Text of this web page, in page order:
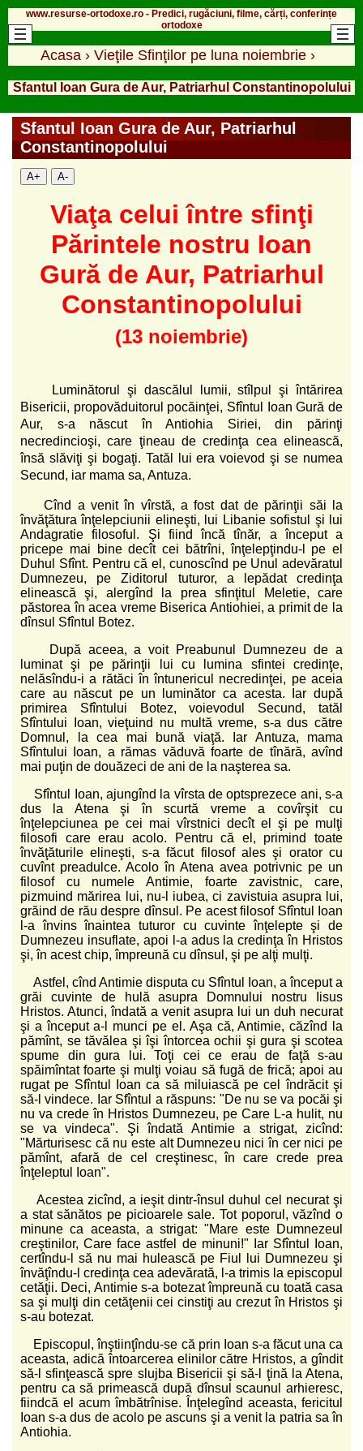
www.resurse-ortodoxe.ro - Predici, rugăciuni, filme, cărți, conferințe
ortodoxe
Acasa › Vieţile Sfinţilor pe luna noiembrie ›
Sfantul Ioan Gura de Aur, Patriarhul Constantinopolului
Sfantul Ioan Gura de Aur, Patriarhul
Constantinopolului
A+ A-
Viaţa celui între sfinţi
Părintele nostru Ioan
Gură de Aur, Patriarhul
Constantinopolului
(13 noiembrie)
Luminătorul şi dascălul lumii, stîlpul şi întărirea
Bisericii, propovăduitorul pocăinţei, Sfîntul Ioan Gură de
Aur, s-a născut în Antiohia Siriei, din părinţi
necredincioşi, care ţineau de credinţa cea elinească,
însă slăviţi şi bogaţi. Tatăl lui era voievod şi se numea
Secund, iar mama sa, Antuza.
Cînd a venit în vîrstă, a fost dat de părinţii săi la
învăţătura înţelepciunii elineşti, lui Libanie sofistul şi lui
Andagratie filosoful. Şi fiind încă tînăr, a început a
pricepe mai bine decît cei bătrîni, înţelepţindu-l pe el
Duhul Sfînt. Pentru că el, cunoscînd pe Unul adevăratul
Dumnezeu, pe Ziditorul tuturor, a lepădat credinţa
elinească şi, alergînd la prea sfinţitul Meletie, care
păstorea în acea vreme Biserica Antiohiei, a primit de la
dînsul Sfîntul Botez.
După aceea, a voit Preabunul Dumnezeu de a
luminat şi pe părinţii lui cu lumina sfintei credinţe,
nelăsîndu-i a rătăci în întunericul necredinţei, pe aceia
care au născut pe un luminător ca acesta. Iar după
primirea Sfîntului Botez, voievodul Secund, tatăl
Sfîntului Ioan, vieţuind nu multă vreme, s-a dus către
Domnul, la cea mai bună viaţă. Iar Antuza, mama
Sfîntului Ioan, a rămas văduvă foarte de tînără, avînd
mai puţin de douăzeci de ani de la naşterea sa.
Sfîntul Ioan, ajungînd la vîrsta de optsprezece ani, s-a
dus la Atena şi în scurtă vreme a covîrşit cu
înţelepciunea pe cei mai vîrstnici decît el şi pe mulţi
filosofi care erau acolo. Pentru că el, primind toate
învăţăturile elineşti, s-a făcut filosof ales şi orator cu
cuvînt preadulce. Acolo în Atena avea potrivnic pe un
filosof cu numele Antimie, foarte zavistnic, care,
pizmuind mărirea lui, nu-l iubea, ci zavistuia asupra lui,
grăind de rău despre dînsul. Pe acest filosof Sfîntul Ioan
l-a învins înaintea tuturor cu cuvinte înţelepte şi de
Dumnezeu insuflate, apoi l-a adus la credinţa în Hristos
şi, în acest chip, împreună cu dînsul, şi pe alţi mulţi.
Astfel, cînd Antimie disputa cu Sfîntul Ioan, a început a
grăi cuvinte de hulă asupra Domnului nostru Iisus
Hristos. Atunci, îndată a venit asupra lui un duh necurat
şi a început a-l munci pe el. Aşa că, Antimie, căzînd la
pămînt, se tăvălea şi îşi întorcea ochii şi gura şi scotea
spume din gura lui. Toţi cei ce erau de faţă s-au
spăimîntat foarte şi mulţi voiau să fugă de frică; apoi au
rugat pe Sfîntul Ioan ca să miluiască pe cel îndrăcit şi
să-l vindece. Iar Sfîntul a răspuns: "De nu se va pocăi şi
nu va crede în Hristos Dumnezeu, pe Care L-a hulit, nu
se va vindeca". Şi îndată Antimie a strigat, zicînd:
"Mărturisesc că nu este alt Dumnezeu nici în cer nici pe
pămînt, afară de cel creştinesc, în care crede prea
înţeleptul Ioan".
Acestea zicînd, a ieşit dintr-însul duhul cel necurat şi
a stat sănătos pe picioarele sale. Tot poporul, văzînd o
minune ca aceasta, a strigat: "Mare este Dumnezeul
creştinilor, Care face astfel de minuni!" Iar Sfîntul Ioan,
certîndu-l să nu mai hulească pe Fiul lui Dumnezeu şi
învăţîndu-l credinţa cea adevărată, l-a trimis la episcopul
cetăţii. Deci, Antimie s-a botezat împreună cu toată casa
sa şi mulţi din cetăţenii cei cinstiţi au crezut în Hristos şi
s-au botezat.
Episcopul, înştiinţîndu-se că prin Ioan s-a făcut una ca
aceasta, adică întoarcerea elinilor către Hristos, a gîndit
să-l sfinţească spre slujba Bisericii şi să-l ţină la Atena,
pentru ca să primească după dînsul scaunul arhieresc,
fiindcă el acum îmbătrînise. Înţelegînd aceasta, fericitul
Ioan s-a dus de acolo pe ascuns şi a venit la patria sa în
Antiohia.